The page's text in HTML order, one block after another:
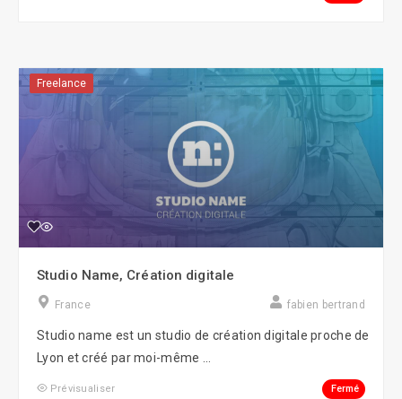
Freelance
Studio Name, Création digitale
France fabien bertrand
Studio name est un studio de création digitale proche de
Lyon et créé par moi-même ...
Prévisualiser Fermé